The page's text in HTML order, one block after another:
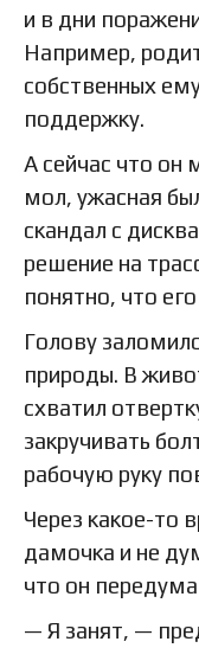
и в дни
Например,
собственных
поддержку.
А сейчас что он
мол, ужасная
скандал с
решение на
понятно, что
Голову
природы. В
схватил
закручивать
рабочую руку
Через какое-то
дамочка и не
что он
— Я занят, —